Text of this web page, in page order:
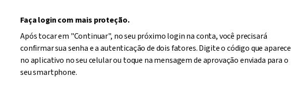
Faça login com mais proteção.
Após tocar em "Continuar", no seu próximo login na conta, você precisará
confirmar sua senha e a autenticação de dois fatores. Digite o código que aparece
no aplicativo no seu celular ou toque na mensagem de aprovação enviada para o
seu smartphone.